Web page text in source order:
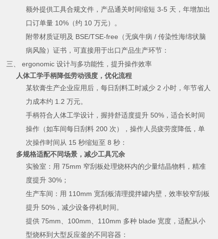
额外提供工具合规文件，产品通关时间缩短 3-5 天，年增加出
口订单量 10%（约 10 万元）。
附带材质证明及 BSE/TSE-free（无疯牛病 / 传染性海绵状脑
病风险）证书，可直接用于出口产品生产环节：
三、 ergonomic 设计与多功能性，提升操作效率
人体工学手柄降低劳动强度，优化流程
某软膏生产企业应用后，每日刮料工时减少 2 小时，年节省人
力成本约 1.2 万元。
手柄符合人体工学设计，握持舒适度提升 50%，适合长时间
操作（如车间每日刮料 200 次），操作人员疲劳度降低，单
次操作时间从 15 秒缩短至 8 秒：
多规格适配不同场景，减少工具冗余
实验室：用 75mm 窄刮板处理烧杯内的少量结晶物料，精准
度提升 30%；
生产车间：用 110mm 宽刮板清理搅拌罐内壁，效率较窄刮板
提升 50%，减少设备停机时间。
提供 75mm、100mm、110mm 多种 blade 宽度，适配从小
型烧杯到大型反应釜的不同容器：